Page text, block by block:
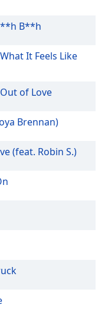
B**h
It Feels Like
of Love
Brennan)
(feat. Robin S.)